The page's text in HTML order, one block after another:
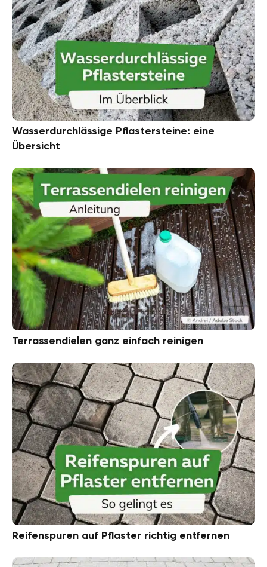
Wasserdurchlässige Pflastersteine: eine
Übersicht
Terrassendielen ganz einfach reinigen
Reifenspuren auf Pflaster richtig entfernen